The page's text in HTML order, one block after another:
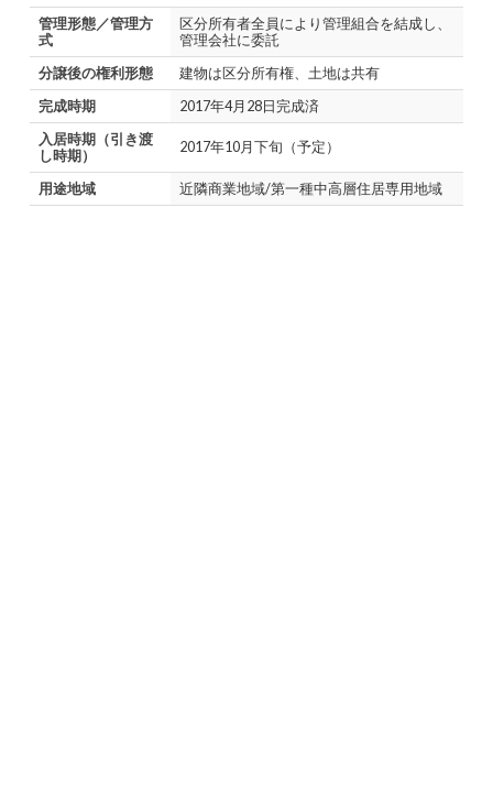
管理形態／管理方
式
区分所有者全員により管理組合を結成し、
管理会社に委託
分譲後の権利形態
建物は区分所有権、土地は共有
完成時期
2017年4月28日完成済
入居時期（引き渡
し時期）
2017年10月下旬（予定）
用途地域 近隣商業地域/第一種中高層住居専用地域